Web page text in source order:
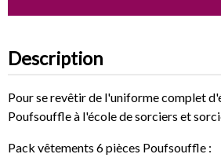
Description
Pour se revêtir de l'uniforme complet
Poufsouffle à l'école de sorciers et
Pack vêtements 6 pièces Poufsouffle :